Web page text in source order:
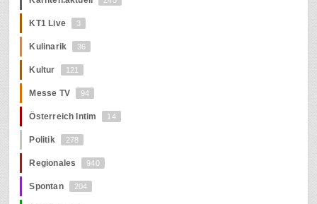
KT1 Live 3
Kulinarik 36
Kultur 121
Messe TV 94
Österreich Intim 14
Politik 278
Regionales 940
Spontan 204